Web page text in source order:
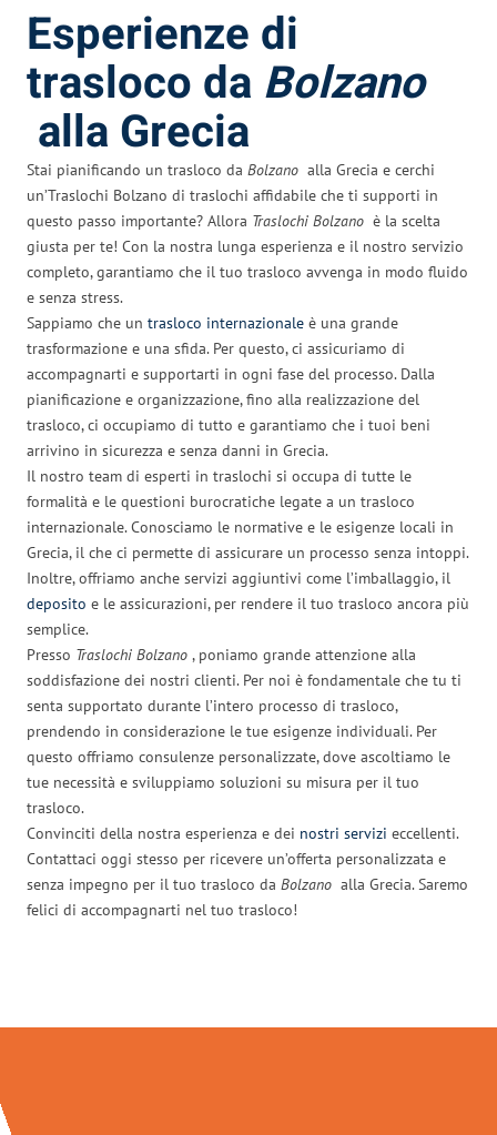
Esperienze di
trasloco da Bolzano
alla Grecia
Stai pianificando un trasloco da Bolzano alla Grecia e cerchi
un’Traslochi Bolzano di traslochi affidabile che ti supporti in
questo passo importante? Allora Traslochi Bolzano è la scelta
giusta per te! Con la nostra lunga esperienza e il nostro servizio
completo, garantiamo che il tuo trasloco avvenga in modo fluido
e senza stress.
Sappiamo che un trasloco internazionale è una grande
trasformazione e una sfida. Per questo, ci assicuriamo di
accompagnarti e supportarti in ogni fase del processo. Dalla
pianificazione e organizzazione, fino alla realizzazione del
trasloco, ci occupiamo di tutto e garantiamo che i tuoi beni
arrivino in sicurezza e senza danni in Grecia.
Il nostro team di esperti in traslochi si occupa di tutte le
formalità e le questioni burocratiche legate a un trasloco
internazionale. Conosciamo le normative e le esigenze locali in
Grecia, il che ci permette di assicurare un processo senza intoppi.
Inoltre, offriamo anche servizi aggiuntivi come l’imballaggio, il
deposito e le assicurazioni, per rendere il tuo trasloco ancora più
semplice.
Presso Traslochi Bolzano , poniamo grande attenzione alla
soddisfazione dei nostri clienti. Per noi è fondamentale che tu ti
senta supportato durante l’intero processo di trasloco,
prendendo in considerazione le tue esigenze individuali. Per
questo offriamo consulenze personalizzate, dove ascoltiamo le
tue necessità e sviluppiamo soluzioni su misura per il tuo
trasloco.
Convinciti della nostra esperienza e dei nostri servizi eccellenti.
Contattaci oggi stesso per ricevere un’offerta personalizzata e
senza impegno per il tuo trasloco da Bolzano alla Grecia. Saremo
felici di accompagnarti nel tuo trasloco!